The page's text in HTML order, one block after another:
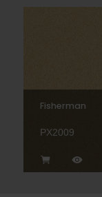
Fisherman
PX2009